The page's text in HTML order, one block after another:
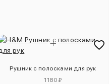
Рушник с полосками для рук
1180 ₽